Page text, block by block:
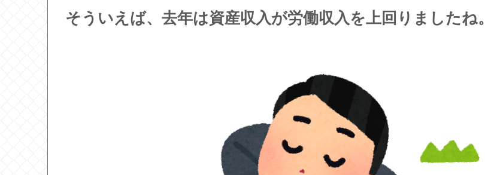
そういえば、去年は資産収入が労働収入を上回りましたね。